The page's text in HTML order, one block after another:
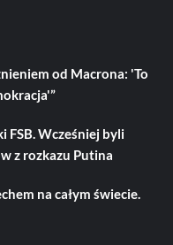
od Macrona: 'To
FSB. Wcześniej byli
z rozkazu Putina
na całym świecie.